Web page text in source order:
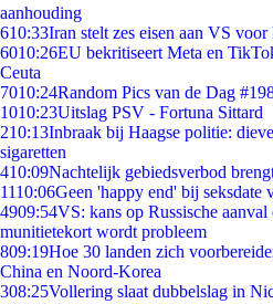
aanhouding
610:33Iran stelt zes eisen aan VS
6010:26EU bekritiseert Meta en
Ceuta
7010:24Random Pics van de Dag
1010:23Uitslag PSV - Fortuna Sittard
210:13Inbraak bij Haagse politie:
sigaretten
410:09Nachtelijk gebiedsverbod
1110:06Geen 'happy end' bij seksdate
4909:54VS: kans op Russische
munitietekort wordt probleem
809:19Hoe 30 landen zich
China en Noord-Korea
308:25Vollering slaat dubbelslag in